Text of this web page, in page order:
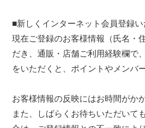
■新しくインターネット会員登録
現在ご登録のお客様情報（氏名・
だき、通販・店舗ご利用経験欄で
をいただくと、ポイントやメンバ
お客様情報の反映にはお時間がか
また、しばらくお待ちいただいて